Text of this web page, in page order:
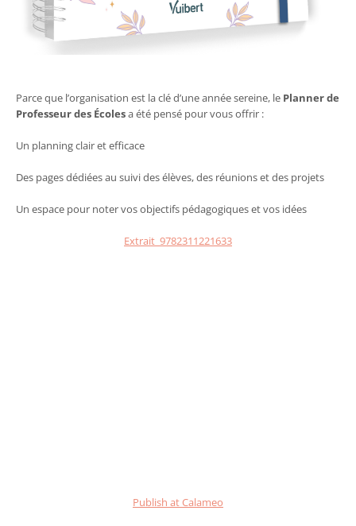
Parce que l’organisation est la clé d’une année sereine, le Planner de
Professeur des Écolesa été pensé pour vous offrir :
Un planning clair et efficace
Des pages dédiées au suivi des élèves, des réunions et des projets
Un espace pour noter vos objectifs pédagogiques et vos idées
Extrait_9782311221633
Publish at Calameo